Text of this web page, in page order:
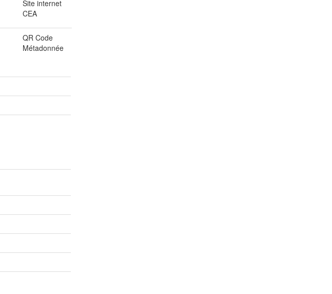
Site internet
CEA
QR Code
Métadonnée